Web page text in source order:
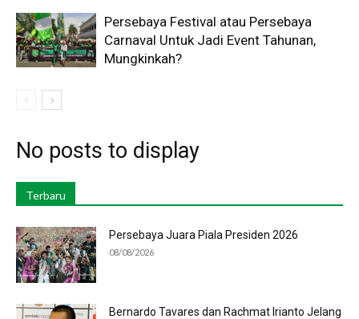
Persebaya Festival atau Persebaya
Carnaval Untuk Jadi Event Tahunan,
Mungkinkah?
No posts to display
Terbaru
Persebaya Juara Piala Presiden 2026
08/08/2026
Bernardo Tavares dan Rachmat Irianto Jelang